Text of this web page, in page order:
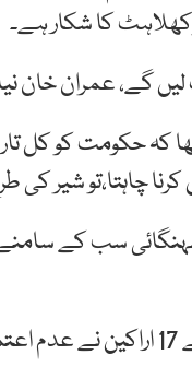
کا شکار ہے۔
لیں گے، عمران خان
تھا کہ حکومت کو
چاہتا،تو شیر کی
مہنگائی سب کے
ان کا کہنا تھا کہ قومی اسمبلی